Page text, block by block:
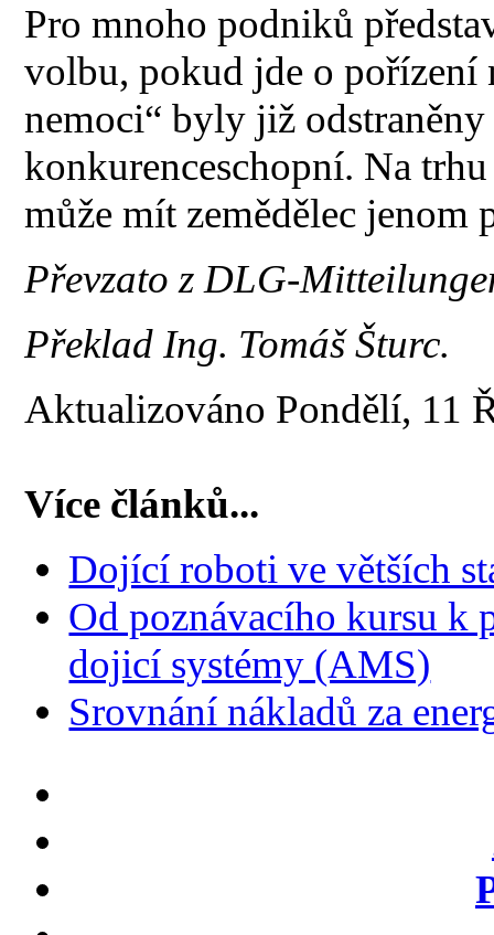
Pro mnoho podniků
volbu, pokud jde o pořízení
nemoci“ byly již
konkurenceschopní. Na
může mít zemědělec jenom
Převzato z DLG-
Překlad Ing. Tomáš Šturc.
Aktualizováno Pondělí, 11
Více článků...
Dojící roboti ve větších
Od poznávacího kursu k
dojicí systémy (AMS)
Srovnání nákladů za